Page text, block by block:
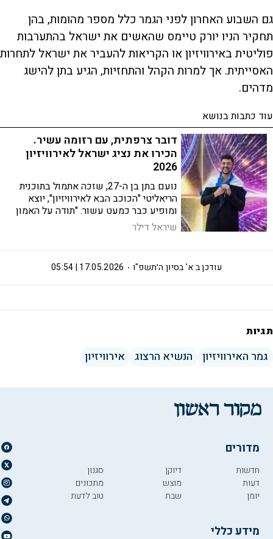
גם השבוע האחרון לפני הגמר כלל מספר מהומות, בהן
תחקיר הניו יורק טיימס שהאשים את ישראל בהתערבות
פוליטית באירוויזיון או הקריאות להעביר את ישראל לתחרות
האסייתית. אך למרות הקהל והתחזיות, הגיע בתן להישג
מדהים.
עוד כתבות בנושא
דובר צרפתית, עם רזומה עשיר.
הכירו את נציג ישראל לאירוויזיון
2026
נועם בתן בן ה-27, שזכה אתמול בתוכנית
הריאליטי "הכוכב הבא לאירוויזיון", יוצא
ומופיע כבר כמעט עשור. "תודה על האמון
והאהבה שלכם", מסר אחרי הזכייה
שיראל דילר
א' בסיון ה׳תשפ"ו 17.05.2026 | 05:54 עודכן ב
תגיות
גמר האירוויזיון הנשיא הרצוג אירוויזיון
מדורים
חדשות
דעות
יומן
דיוקן
מוצש
שבת
סגנון
מתכונים
טוב לדעת
מידע כללי